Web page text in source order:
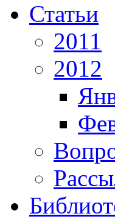
Статьи
2011
2012